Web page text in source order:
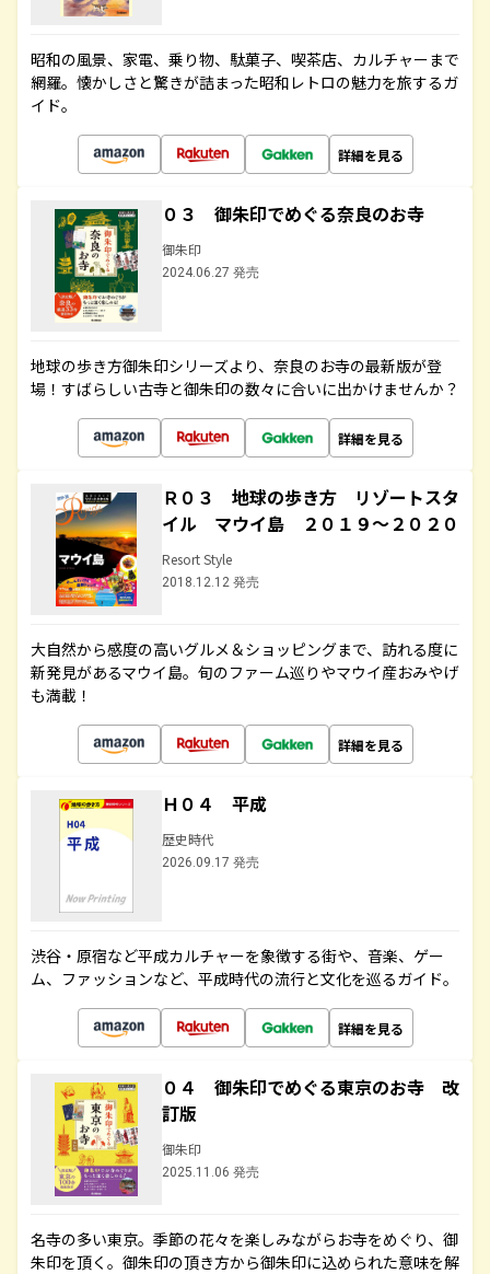
昭和の風景、家電、乗り物、駄菓子、喫茶店、カルチャーまで
網羅。懐かしさと驚きが詰まった昭和レトロの魅力を旅するガ
イド。
詳細を見る
０３ 御朱印でめぐる奈良のお寺
御朱印
2024.06.27 発売
地球の歩き方御朱印シリーズより、奈良のお寺の最新版が登
場！すばらしい古寺と御朱印の数々に合いに出かけませんか？
詳細を見る
Ｒ０３ 地球の歩き方 リゾートスタ
イル マウイ島 ２０１９～２０２０
Resort Style
2018.12.12 発売
大自然から感度の高いグルメ＆ショッピングまで、訪れる度に
新発見があるマウイ島。旬のファーム巡りやマウイ産おみやげ
も満載！
詳細を見る
Ｈ０４ 平成
歴史時代
2026.09.17 発売
渋谷・原宿など平成カルチャーを象徴する街や、音楽、ゲー
ム、ファッションなど、平成時代の流行と文化を巡るガイド。
詳細を見る
０４ 御朱印でめぐる東京のお寺 改
訂版
御朱印
2025.11.06 発売
名寺の多い東京。季節の花々を楽しみながらお寺をめぐり、御
朱印を頂く。御朱印の頂き方から御朱印に込められた意味を解